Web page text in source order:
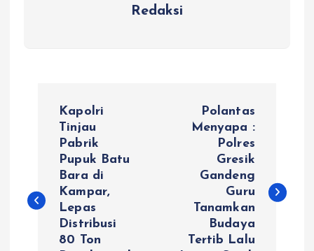
Redaksi
i
Kapolri
Tinjau
Pabrik
Pupuk Batu
Bara di
Kampar,
Lepas
Distribusi
80 Ton
Polantas
Menyapa :
Polres
Gresik
Gandeng
Guru
Tanamkan
Budaya
Tertib Lalu